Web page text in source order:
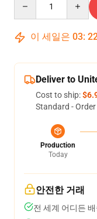
이 세일은 03:
Deliver to
Cost to ship:
Standard -
Production
Today
안전한 거래
전 세계 어디든